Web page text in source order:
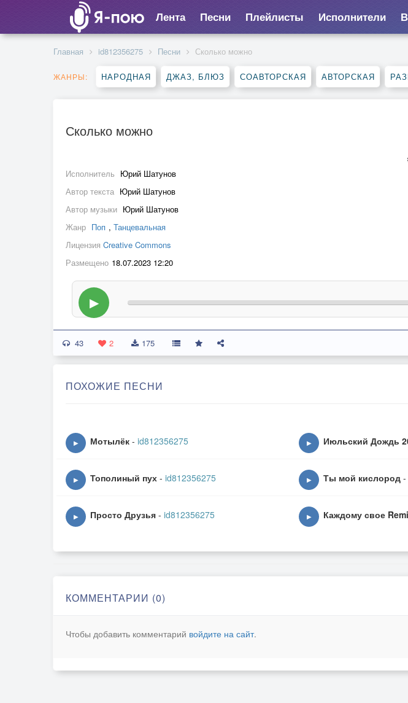
Лента Песни Плейлисты Исполнители
Главная id812356275 Песни Сколько можно
ЖАНРЫ: НАРОДНАЯ ДЖАЗ, БЛЮЗ СОАВТОРСКАЯ АВТОРСКАЯ
Сколько можно
Исполнитель Юрий Шатунов
Автор текста Юрий Шатунов
Автор музыки Юрий Шатунов
Жанр Поп , Танцевальная
Лицензия Creative Commons
Размещено 18.07.2023 12:20
▶
43 2 175
ПОХОЖИЕ ПЕСНИ
▶ Мотылёк - id812356275 ▶ Июльский Дождь
▶ Тополиный пух - id812356275 ▶ Ты мой кислород -
▶ Просто Друзья - id812356275 ▶ Каждому свое
КОММЕНТАРИИ (0)
Чтобы добавить комментарий войдите на сайт.